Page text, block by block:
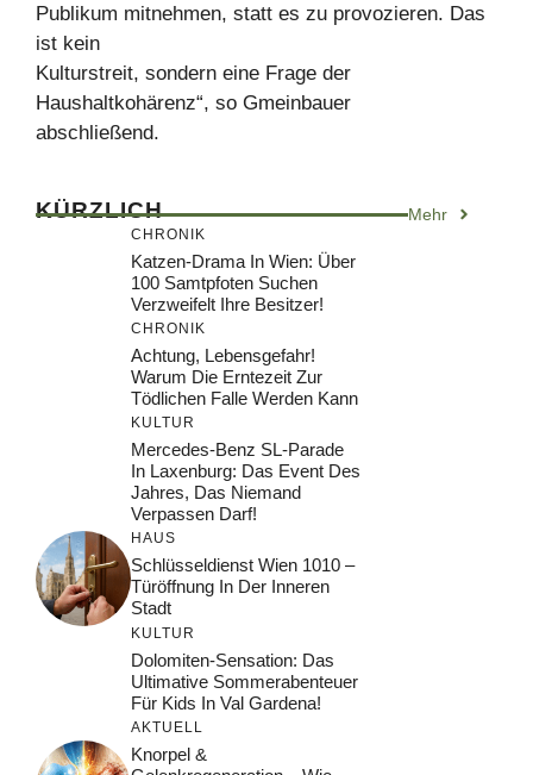
Publikum mitnehmen, statt es zu provozieren. Das
ist kein
Kulturstreit, sondern eine Frage der
Haushaltkohärenz“, so Gmeinbauer
abschließend.
KÜRZLICH Mehr
CHRONIK
Katzen-Drama In Wien: Über
100 Samtpfoten Suchen
Verzweifelt Ihre Besitzer!
CHRONIK
Achtung, Lebensgefahr!
Warum Die Erntezeit Zur
Tödlichen Falle Werden Kann
KULTUR
Mercedes-Benz SL-Parade
In Laxenburg: Das Event Des
Jahres, Das Niemand
Verpassen Darf!
HAUS
Schlüsseldienst Wien 1010 –
Türöffnung In Der Inneren
Stadt
KULTUR
Dolomiten-Sensation: Das
Ultimative Sommerabenteuer
Für Kids In Val Gardena!
AKTUELL
Knorpel &